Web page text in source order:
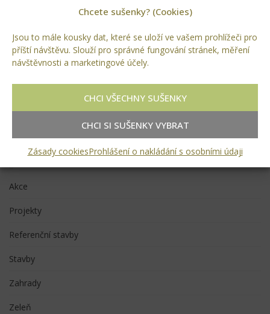
Chcete sušenky? (Cookies)
Jsou to mále kousky dat, které se uloží ve vašem prohlížeči pro
příští návštěvu. Slouží pro správné fungování stránek, měření
návštěvnosti a marketingové účely.
CHCI VŠECHNY SUŠENKY
CHCI SI SUŠENKY VYBRAT
Zásady cookiesProhlášení o nakládání s osobními údaji
zároveň chrání střešní krytinu před poškozujícími vnějšími vlivy.
SDÍLET:
INSTALACE FÓLIE SVAŘENÍM DO JEZÍREK A NÁDRŽÍ
RUBRIKY
Akce
Projekty
Referenční stavby
Stavby
Zahrady
Zeleň